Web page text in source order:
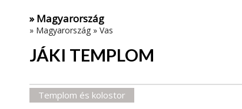
» Magyarország
» Magyarország » Vas
JÁKI TEMPLOM
Templom és kolostor